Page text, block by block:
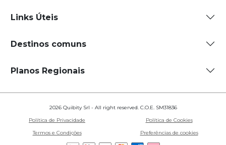
Links Úteis
Destinos comuns
Planos Regionais
2026 Quibity Srl - All right reserved. C.O.E. SM31836
Política de Privacidade
Política de Cookies
Termos e Condições
Preferências de cookies